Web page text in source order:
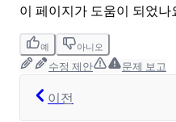
이 페이지가 도움이 되었나
예 아니오
수정 제안 문제 보고
이전